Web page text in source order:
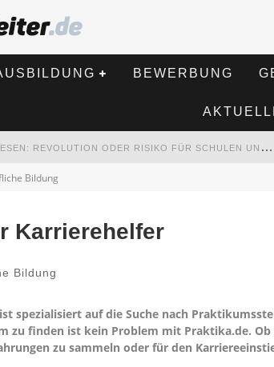
BEWERBUNG
K
I IM BILDUNGSWESEN: REVOLUTION ODER RISIKO FÜR SCHULEN UND UNIVERSITÄTEN?
SICH VERÄNDERT HAT
Bildung
Karrierehelfer
Bildung
spezialisiert auf die Suche nach
zu finden ist kein Problem mit Praktika.de.
zu sammeln oder für den